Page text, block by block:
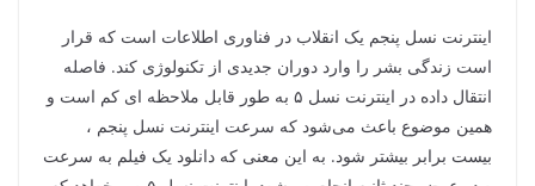
اینترنت نسل پنجم یک انقلاب در فناوری اطلاعات است که قرار
است زندگی بشر را وارد دوران جدیدی از تکنولوژی کند. فاصله
انتقال داده در اینترنت نسل ۵ به طور قابل ملاحظه ای کم است و
همین موضوع باعث می‌شود که سرعت اینترنت نسل پنجم ،
بیست برابر بیشتر شود. به این معنی که دانلود یک فیلم به سرعت